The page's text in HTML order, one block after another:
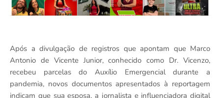
Após a divulgação de registros que apontam que Marco
Antonio de Vicente Junior, conhecido como Dr. Vicenzo,
recebeu parcelas do Auxílio Emergencial durante a
pandemia, novos documentos apresentados à reportagem
indicam que sua esposa, a jornalista e influenciadora digital